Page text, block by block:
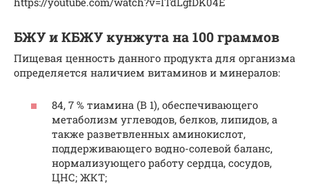
БЖУ и КБЖУ кунжута на 100 граммов
Пищевая ценность данного продукта для организма
определяется наличием витаминов и минералов:
84, 7 % тиамина (B 1), обеспечивающего
метаболизм углеводов, белков, липидов, а
также разветвленных аминокислот,
поддерживающего водно-солевой баланс,
нормализующего работу сердца, сосудов,
ЦНС; ЖКТ;